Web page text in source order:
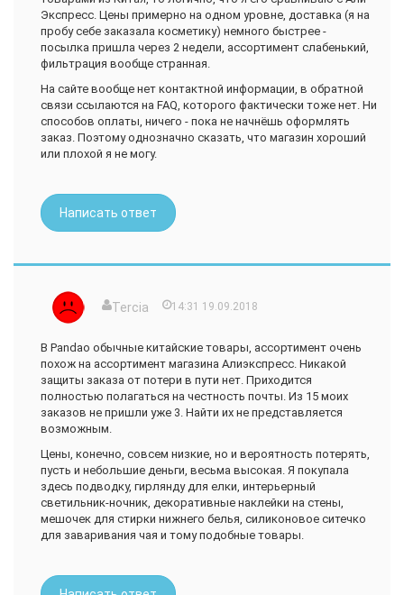
заказать футболку с длинным рукавом. Самое смешное-
что бейсболки за баллы пришли, а футболка за деньги нет.
Через 60 дней блужданий, деньги вернули. Футболка
отслеживалась, но как-то странно. Дошла до моего города
Впечатления от Pandao получились смазанные. Идея вроде
неплохая- завалить всех дешевой бижутерией и всякими
"плюшками", а по факту получился "пшик".
У меня такое мнение- чудес не бывает и за низкую цену
не получить...
Экспресс. Цены примерно на одном уровне, доставка (я на
пробу себе заказала косметику) немного быстрее -
посылка пришла через 2 недели, ассортимент слабенький,
фильтрация вообще странная.
На сайте вообще нет контактной информации, в обратной
связи ссылаются на FAQ, которого фактически тоже нет. Ни
способов оплаты, ничего - пока не начнёшь оформлять
заказ. Поэтому однозначно сказать, что магазин хороший
или плохой я не могу.
Написать ответ
Tercia 14:31 19.09.2018
В Pandao обычные китайские товары, ассортимент очень
похож на ассортимент магазина Алиэкспресс. Никакой
защиты заказа от потери в пути нет. Приходится
полностью полагаться на честность почты. Из 15 моих
заказов не пришли уже 3. Найти их не представляется
возможным.
Цены, конечно, совсем низкие, но и вероятность потерять,
пусть и небольшие деньги, весьма высокая. Я покупала
здесь подводку, гирлянду для елки, интерьерный
светильник-ночник, декоративные наклейки на стены,
мешочек для стирки нижнего белья, силиконовое ситечко
для заваривания чая и тому подобные товары.